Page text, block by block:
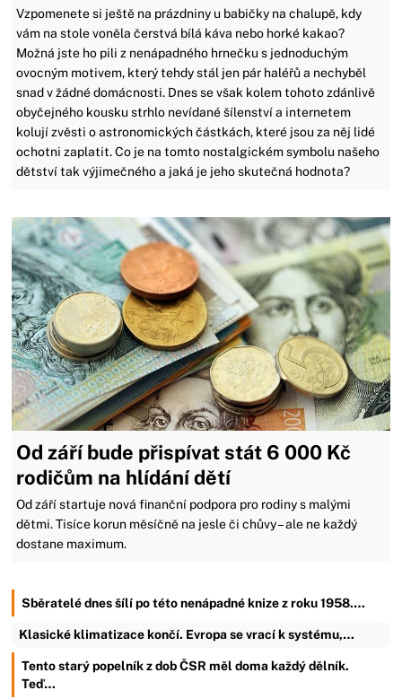
Vzpomenete si ještě na prázdniny u babičky na chalupě, kdy
vám na stole voněla čerstvá bílá káva nebo horké kakao?
Možná jste ho pili z nenápadného hrnečku s jednoduchým
ovocným motivem, který tehdy stál jen pár haléřů a nechyběl
snad v žádné domácnosti. Dnes se však kolem tohoto zdánlivě
obyčejného kousku strhlo nevídané šílenství a internetem
kolují zvěsti o astronomických částkách, které jsou za něj lidé
ochotni zaplatit. Co je na tomto nostalgickém symbolu našeho
dětství tak výjimečného a jaká je jeho skutečná hodnota?
Od září bude přispívat stát 6 000 Kč
rodičům na hlídání dětí
Od září startuje nová finanční podpora pro rodiny s malými
dětmi. Tisíce korun měsíčně na jesle či chůvy – ale ne každý
dostane maximum.
Sběratelé dnes šílí po této nenápadné knize z roku 1958.…
Klasické klimatizace končí. Evropa se vrací k systému,…
Tento starý popelník z dob ČSR měl doma každý dělník.
Teď…